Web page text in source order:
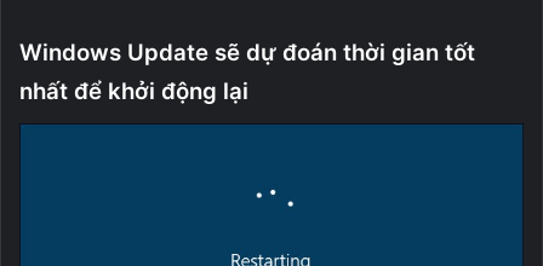
Windows Update sẽ dự đoán thời gian tốt
nhất để khởi động lại